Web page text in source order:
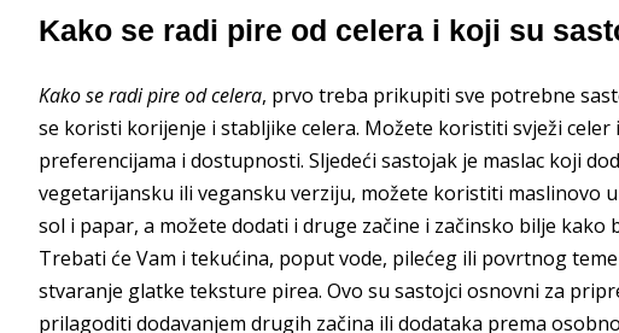
Kako se radi pire od celera i koji su
Kako se radi pire od celera, prvo treba prikupiti sve potrebne
se koristi korijenje i stabljike celera. Možete koristiti svježi
preferencijama i dostupnosti. Sljedeći sastojak je maslac koji
vegetarijansku ili vegansku verziju, možete koristiti maslinovo
sol i papar, a možete dodati i druge začine i začinsko bilje
Trebati će Vam i tekućina, poput vode, pilećeg ili povrtnog
stvaranje glatke teksture pirea. Ovo su sastojci osnovni za
prilagoditi dodavanjem drugih začina ili dodataka prema